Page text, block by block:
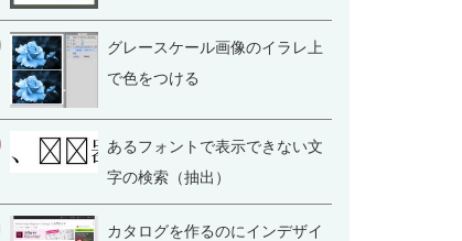
グレースケール画像のイラレ上
で色をつける
あるフォントで表示できない文
字の検索（抽出）
カタログを作るのにインデザイ